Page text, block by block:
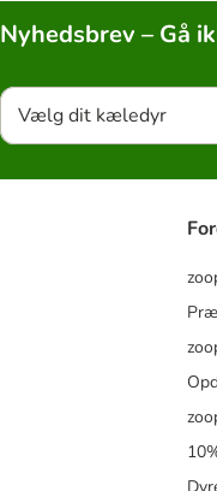
Nyhedsbrev – Gå
Vælg dit kæledyr